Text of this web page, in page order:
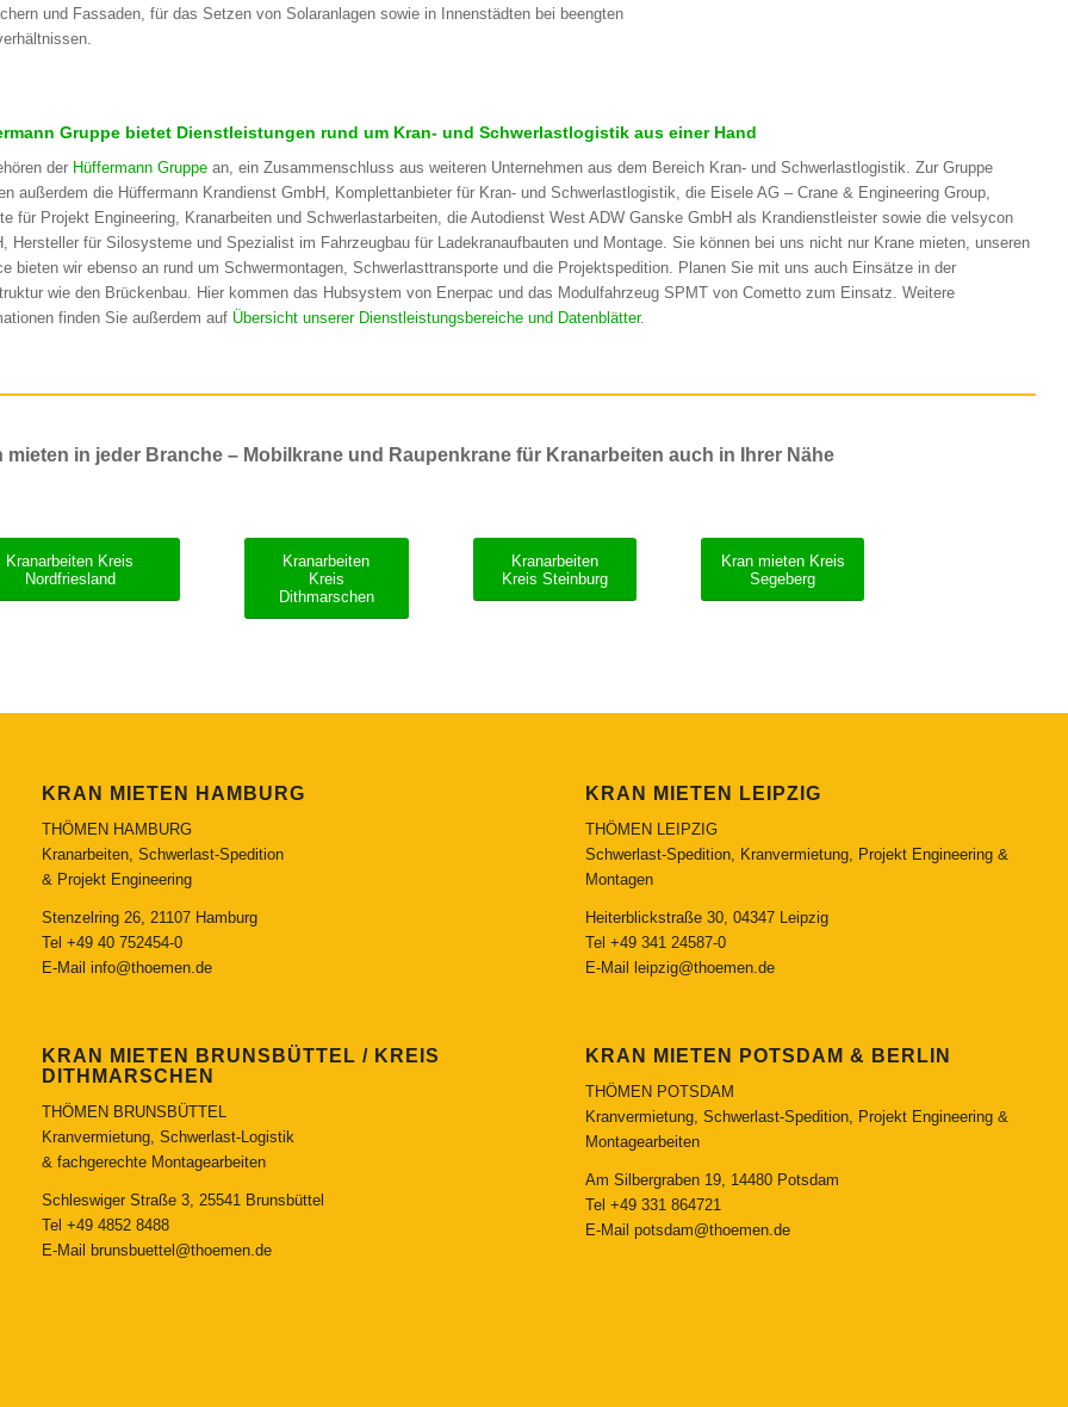
und Fassaden, für das Setzen von Solaranlagen sowie in Innenstädten bei beengten
Gruppe bietet Dienstleistungen rund um Kran- und Schwerlastlogistik aus einer Hand
der Hüffermann Gruppe an, ein Zusammenschluss aus weiteren Unternehmen aus dem Bereich Kran- und Schwerlastlogistik. Zur Gruppe
außerdem die Hüffermann Krandienst GmbH, Komplettanbieter für Kran- und Schwerlastlogistik, die Eisele AG – Crane & Engineering Group,
für Projekt Engineering, Kranarbeiten und Schwerlastarbeiten, die Autodienst West ADW Ganske GmbH als Krandienstleister sowie die velsycon
Hersteller für Silosysteme und Spezialist im Fahrzeugbau für Ladekranaufbauten und Montage. Sie können bei uns nicht nur Krane mieten, unseren
bieten wir ebenso an rund um Schwermontagen, Schwerlasttransporte und die Projektspedition. Planen Sie mit uns auch Einsätze in der
wie den Brückenbau. Hier kommen das Hubsystem von Enerpac und das Modulfahrzeug SPMT von Cometto zum Einsatz. Weitere
finden Sie außerdem auf Übersicht unserer Dienstleistungsbereiche und Datenblätter.
mieten in jeder Branche – Mobilkrane und Raupenkrane für Kranarbeiten auch in Ihrer Nähe
Kranarbeiten Kreis
Nordfriesland
Kranarbeiten
Kreis
Dithmarschen
Kranarbeiten
Kreis Steinburg
Kran mieten Kreis
Segeberg
KRAN MIETEN HAMBURG
THÖMEN HAMBURG
Kranarbeiten, Schwerlast-Spedition
& Projekt Engineering
Stenzelring 26, 21107 Hamburg
Tel +49 40 752454-0
E-Mail info@thoemen.de
KRAN MIETEN BRUNSBÜTTEL / KREIS
DITHMARSCHEN
THÖMEN BRUNSBÜTTEL
Kranvermietung, Schwerlast-Logistik
& fachgerechte Montagearbeiten
Schleswiger Straße 3, 25541 Brunsbüttel
Tel +49 4852 8488
E-Mail
brunsbuettel@thoemen.de
KRAN MIETEN LEIPZIG
THÖMEN LEIPZIG
Schwerlast-Spedition, Kranvermietung, Projekt Engineering &
Montagen
Heiterblickstraße 30, 04347 Leipzig
Tel +49 341 24587-0
E-Mail
leipzig@thoemen.de
KRAN MIETEN POTSDAM & BERLIN
THÖMEN POTSDAM
Kranvermietung, Schwerlast-Spedition, Projekt Engineering &
Montagearbeiten
Am Silbergraben 19, 14480 Potsdam
Tel +49 331 864721
E-Mail potsdam@thoemen.de